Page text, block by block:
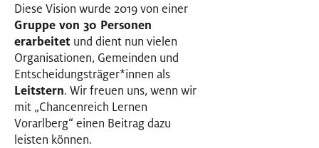
Diese Vision wurde 2019 von einer
Gruppe von 30 Personen
erarbeitet und dient nun vielen
Organisationen, Gemeinden und
Entscheidungsträger*innen Innen
als
Leitstern. Wir freuen uns, wenn wir
mit „Chancenreich Lernen
Vorarlberg“ einen Beitrag dazu
leisten können.